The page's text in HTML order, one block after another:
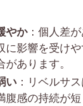
やか：個人差
に影響を受け
あります。
い ：リベルサ
腹感の持続が